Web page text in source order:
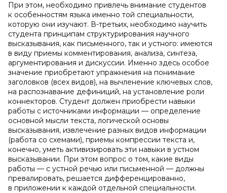
При этом, необходимо привлечь внимание студентов
к особенностям языка именно той специальности,
которую они изучают. В-третьих, необходимо научить
студента принципам структурирования научного
высказывания, как письменного, так и устного: имеются
в виду приемы комментирования, анализа, синтеза,
аргументирования и дискуссии. Именно здесь особое
значение приобретают упражнения на понимание
заголовков (всех видов), на вычленение ключевых слов,
на распознавание дефиниций, на установление роли
коннекторов. Студент должен приобрести навыки
работы с источниками информации — определение
основной мысли текста, логической основы
высказывания, извлечение разных видов информации
(работа со схемами), приемы компрессии текста и,
конечно, уметь активизировать эти навыки в устном
высказывании. При этом вопрос о том, какие виды
работы — с устной речью или письменной — должны
превалировать, решается дифференцированно,
в приложении к каждой отдельной специальности.